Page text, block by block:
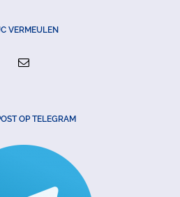
VERMEULEN
OP TELEGRAM